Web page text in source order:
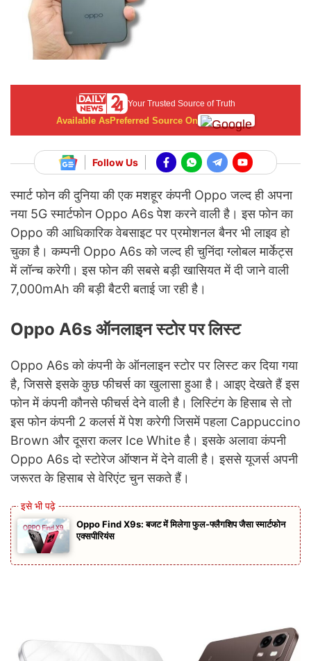
Your Trusted Source of Truth
Available AsPreferred Source On
Follow Us
स्मार्ट फोन की दुनिया की एक मशहूर कंपनी Oppo जल्द ही अपना
नया 5G स्मार्टफोन Oppo A6s पेश करने वाली है। इस फोन का
Oppo की आधिकारिक वेबसाइट पर प्रमोशनल बैनर भी लाइव हो
चुका है। कम्पनी Oppo A6s को जल्द ही चुनिंदा ग्लोबल मार्केट्स
में लॉन्च करेगी। इस फोन की सबसे बड़ी खासियत में दी जाने वाली
7,000mAh की बड़ी बैटरी बताई जा रही है।
Oppo A6s ऑनलाइन स्टोर पर लिस्ट
Oppo A6s को कंपनी के ऑनलाइन स्टोर पर लिस्ट कर दिया गया
है, जिससे इसके कुछ फीचर्स का खुलासा हुआ है। आइए देखते हैं इस
फोन में कंपनी कौनसे फीचर्स देने वाली है। लिस्टिंग के हिसाब से तो
इस फोन कंपनी 2 कलर्स में पेश करेगी जिसमें पहला Cappuccino
Brown और दूसरा कलर Ice White है। इसके अलावा कंपनी
Oppo A6s दो स्टोरेज ऑप्शन में देने वाली है। इससे यूजर्स अपनी
जरूरत के हिसाब से वेरिएंट चुन सकते हैं।
Oppo Find X9s: बजट में मिलेगा फुल-फ्लैगशिप जैसा स्मार्टफोन
एक्सपीरियंस